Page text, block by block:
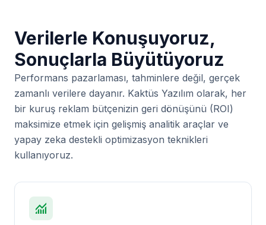
Verilerle Konuşuyoruz,
Sonuçlarla Büyütüyoruz
Performans pazarlaması, tahminlere değil, gerçek
zamanlı verilere dayanır. Kaktüs Yazılım olarak, her
bir kuruş reklam bütçenizin geri dönüşünü (ROI)
maksimize etmek için gelişmiş analitik araçlar ve
yapay zeka destekli optimizasyon teknikleri
kullanıyoruz.
monitoring